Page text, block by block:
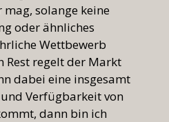
solange keine
oder ähnliches
Wettbewerb
Rest regelt der Markt
dabei eine insgesamt
Verfügbarkeit von
dann bin ich